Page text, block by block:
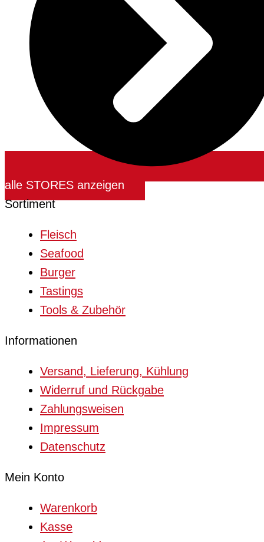
alle STORES anzeigen
Sortiment
Fleisch
Seafood
Burger
Tastings
Tools & Zubehör
Informationen
Versand, Lieferung, Kühlung
Widerruf und Rückgabe
Zahlungsweisen
Impressum
Datenschutz
Mein Konto
Warenkorb
Kasse